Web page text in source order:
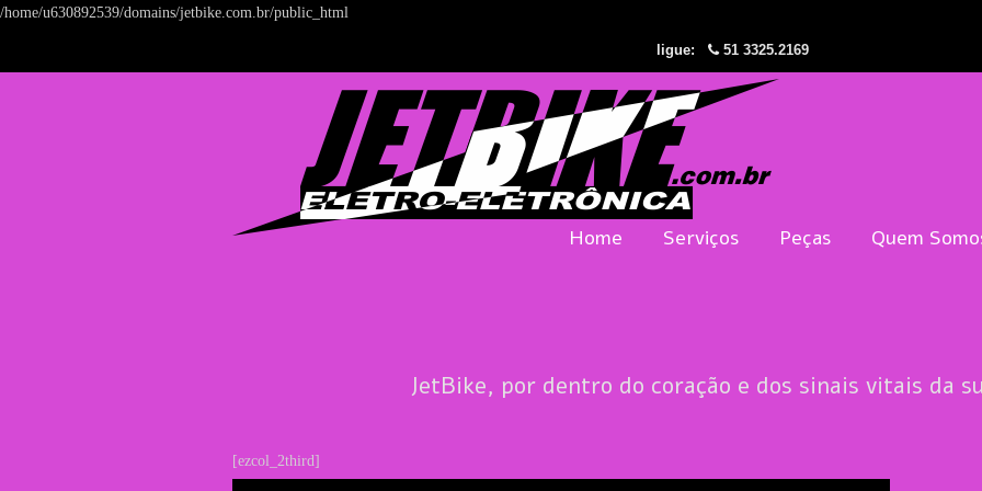
/home/u630892539/domains/jetbike.com.br/public_html
ligue: 51 3325.2169
Home Serviços Peças Quem
JetBike, por dentro do coração e dos sinais vitais da
[ezcol_2third]